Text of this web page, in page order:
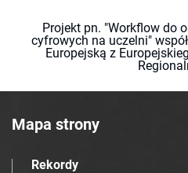
Projekt pn. "Workflow do
cyfrowych na uczelni"
Europejską z
Mapa strony
Rekordy